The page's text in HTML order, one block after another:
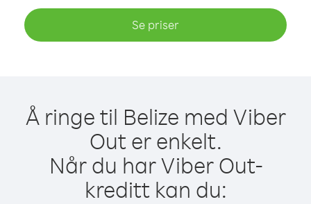
Se priser
Å ringe til Belize med Viber
Out er enkelt.
Når du har Viber Out-
kreditt kan du: